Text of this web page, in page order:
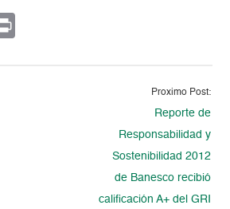
Proximo Post:
Reporte de
Responsabilidad y
Sostenibilidad 2012
de Banesco recibió
calificación A+ del GRI